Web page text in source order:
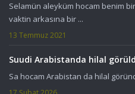
Selamün aleyküm hocam benim
vaktin arkasına bir ...
13 Temmuz 2021
Suudi Arabistanda hilal
Sa hocam Arabistan da hilal